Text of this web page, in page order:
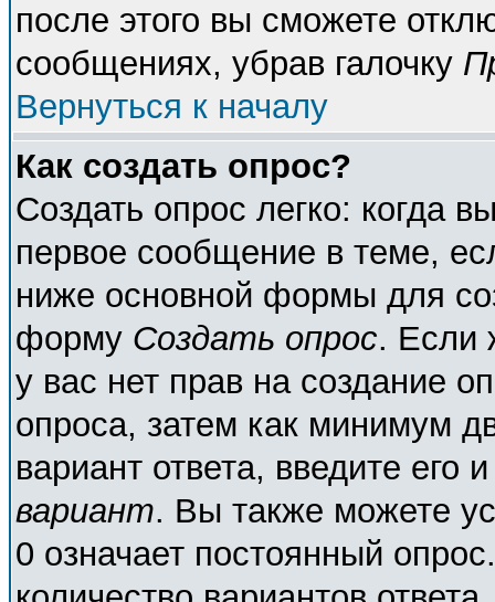
после этого вы сможете
сообщениях, убрав галочку
Вернуться к началу
Как создать опрос?
Создать опрос легко: когда
первое сообщение в теме,
ниже основной формы для
форму Создать опрос. Если
у вас нет прав на создание
опроса, затем как минимум
вариант ответа, введите его
вариант. Вы также можете
0 означает постоянный